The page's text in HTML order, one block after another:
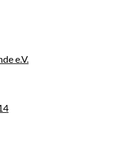
e.V.